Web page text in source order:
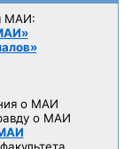
МАИ:
о МАИ
о МАИ